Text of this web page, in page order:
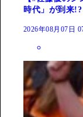
時代」が到来!?
2026年08月07日